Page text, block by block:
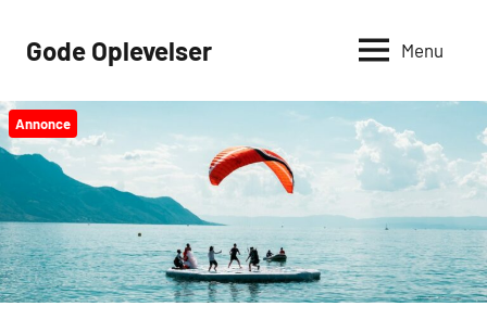
Gode Oplevelser Menu
Annonce